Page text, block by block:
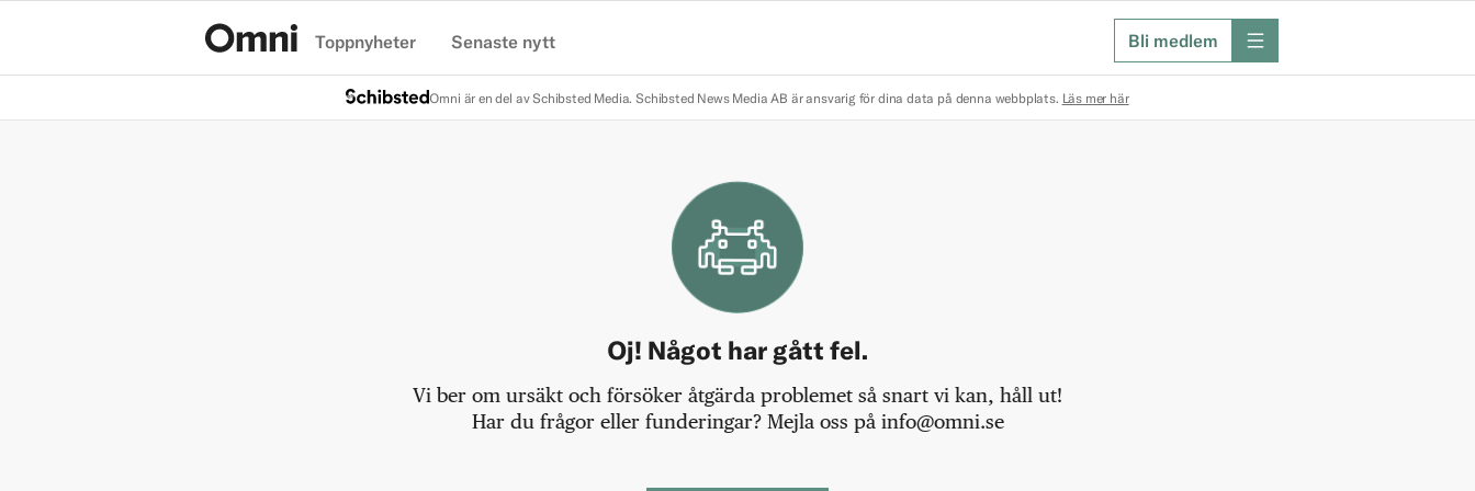
Toppnyheter Senaste nytt Bli medlem meny
Omni är en del av Schibsted Media. Schibsted News Media AB är ansvarig för dina data på denna webbplats. Läs mer här
Oj! Något har gått fel.
Vi ber om ursäkt och försöker åtgärda problemet så snart vi kan, håll ut!
Har du frågor eller funderingar? Mejla oss på info@omni.se